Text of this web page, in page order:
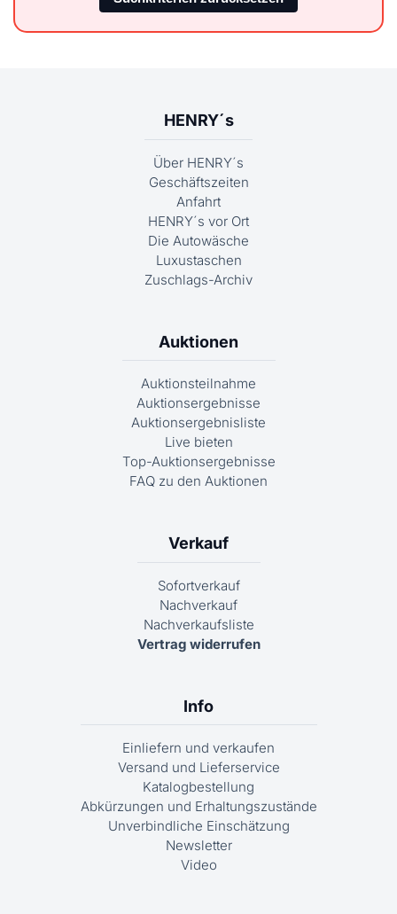
HENRY´s
Über HENRY´s
Geschäftszeiten
Anfahrt
HENRY´s vor Ort
Die Autowäsche
Luxustaschen
Zuschlags-Archiv
Auktionen
Auktionsteilnahme
Auktionsergebnisse
Auktionsergebnisliste
Live bieten
Top-Auktionsergebnisse
FAQ zu den Auktionen
Verkauf
Sofortverkauf
Nachverkauf
Nachverkaufsliste
Vertrag widerrufen
Info
Einliefern und verkaufen
Versand und Lieferservice
Katalogbestellung
Abkürzungen und Erhaltungszustände
Unverbindliche Einschätzung
Newsletter
Video